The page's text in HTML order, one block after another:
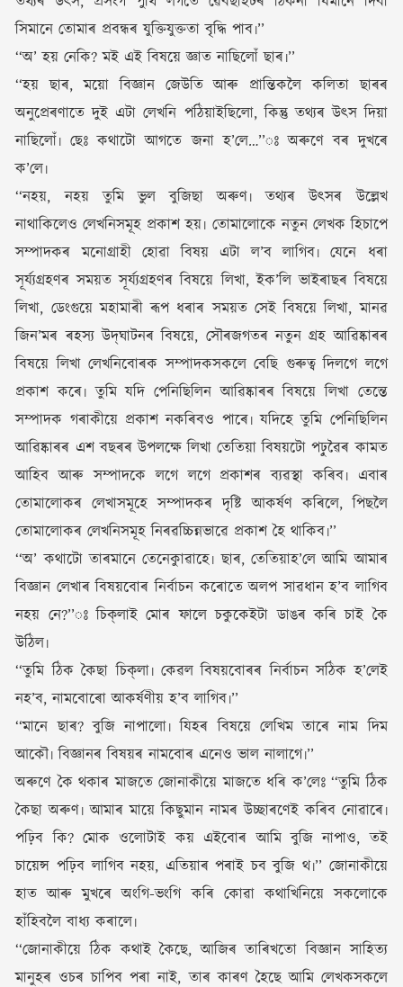
সিমানে তোমাৰ প্ৰবন্ধৰ যুক্তিযুক্ততা বৃদ্ধি পাব৷’’
‘‘অ’ হয় নেকি? মই এই বিষয়ে জ্ঞাত নাছিলোঁ ছাৰ৷’’
‘‘হয় ছাৰ, ময়ো বিজ্ঞান জেউতি আৰু প্ৰান্তিকলৈ কলিতা ছাৰৰ
অনুপ্ৰেৰণাতে দুই এটা লেখনি পঠিয়াইছিলো, কিন্তু তথ্যৰ উৎস দিয়া
নাছিলোঁ৷ ছেঃ কথাটো আগতে জনা হ’লে…’’ঃ অৰুণে বৰ দুখৰে
ক’লে৷
‘‘নহয়, নহয় তুমি ভুল বুজিছা অৰুণ৷ তথ্যৰ উৎসৰ উল্লেখ
নাথাকিলেও লেখনিসমূহ প্ৰকাশ হয়৷ তোমালোকে নতুন লেখক হিচাপে
সম্পাদকৰ মনোগ্ৰাহী হোৱা বিষয় এটা ল’ব লাগিব৷ যেনে ধৰা
সূৰ্য্যগ্ৰহণৰ সময়ত সূৰ্য্যগ্ৰহণৰ বিষয়ে লিখা, ইক’লি ভাইৰাছৰ বিষয়ে
লিখা, ডেংগুয়ে মহামাৰী ৰূপ ধৰাৰ সময়ত সেই বিষয়ে লিখা, মানৱ
জিন’মৰ ৰহস্য উদ্‌ঘাটনৰ বিষয়ে, সৌৰজগতৰ নতুন গ্ৰহ আৱিষ্কাৰৰ
বিষয়ে লিখা লেখনিবোৰক সম্পাদকসকলে বেছি গুৰুত্ব দিলগে লগে
প্ৰকাশ কৰে৷ তুমি যদি পেনিছিলিন আৱিষ্কাৰৰ বিষয়ে লিখা তেন্তে
সম্পাদক গৰাকীয়ে প্ৰকাশ নকৰিবও পাৰে৷ যদিহে তুমি পেনিছিলিন
আৱিষ্কাৰৰ এশ বছৰৰ উপলক্ষে লিখা তেতিয়া বিষয়টো পঢ়ুৱৈৰ কামত
আহিব আৰু সম্পাদকে লগে লগে প্ৰকাশৰ ব্যৱস্থা কৰিব৷ এবাৰ
তোমালোকৰ লেখাসমূহে সম্পাদকৰ দৃষ্টি আকৰ্ষণ কৰিলে, পিছলৈ
তোমালোকৰ লেখনিসমূহ নিৰৱচ্চিন্নভাৱে প্ৰকাশ হৈ থাকিব৷’’
‘‘অ’ কথাটো তাৰমানে তেনেকুাৱাহে৷ ছাৰ, তেতিয়াহ’লে আমি আমাৰ
বিজ্ঞান লেখাৰ বিষয়বোৰ নিৰ্বাচন কৰোতে অলপ সাৱধান হ’ব লাগিব
নহয় নে?’’ঃ চিক্‌লাই মোৰ ফালে চকুকেইটা ডাঙৰ কৰি চাই কৈ
উঠিল৷
‘‘তুমি ঠিক কৈছা চিক্‌লা৷ কেৱল বিষয়বোৰৰ নিৰ্বাচন সঠিক হ’লেই
নহ’ব, নামবোৰো আকৰ্ষণীয় হ’ব লাগিব৷’’
‘‘মানে ছাৰ? বুজি নাপালো৷ যিহৰ বিষয়ে লেখিম তাৰে নাম দিম
আকৌ৷ বিজ্ঞানৰ বিষয়ৰ নামবোৰ এনেও ভাল নালাগে৷’’
অৰুণে কৈ থকাৰ মাজতে জোনাকীয়ে মাজতে ধৰি ক’লেঃ ‘‘তুমি ঠিক
কৈছা অৰুণ৷ আমাৰ মায়ে কিছুমান নামৰ উচ্ছাৰণেই কৰিব নোৱাৰে৷
পঢ়িব কি? মোক ওলোটাই কয় এইবোৰ আমি বুজি নাপাও, তই
চায়েন্স পঢ়িব লাগিব নহয়, এতিয়াৰ পৰাই চব বুজি থ৷’’ জোনাকীয়ে
হাত আৰু মুখৰে অংগি-ভংগি কৰি কোৱা কথাখিনিয়ে সকলোকে
হাঁহিবলৈ বাধ্য কৰালে৷
‘‘জোনাকীয়ে ঠিক কথাই কৈছে, আজিৰ তাৰিখতো বিজ্ঞান সাহিত্য
মানুহৰ ওচৰ চাপিব পৰা নাই, তাৰ কাৰণ হৈছে আমি লেখকসকলে